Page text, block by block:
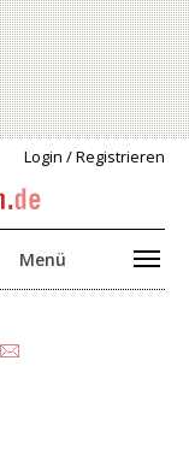
Login / Registrieren
Menü